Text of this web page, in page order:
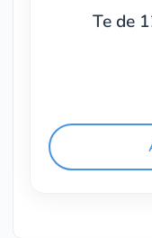
Te de